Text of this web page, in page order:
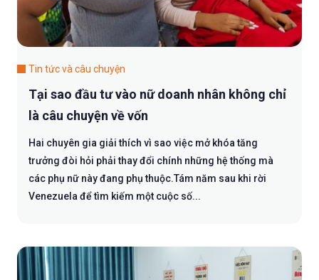
Tin tức và câu chuyện
Tại sao đầu tư vào nữ doanh nhân không chỉ
là câu chuyện về vốn
Hai chuyên gia giải thích vì sao việc mở khóa tăng
trưởng đòi hỏi phải thay đổi chính những hệ thống mà
các phụ nữ này đang phụ thuộc.Tám năm sau khi rời
Venezuela để tìm kiếm một cuộc số...